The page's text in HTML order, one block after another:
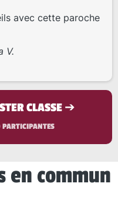
avec cette paroche
V.
CLASSE ➔
en commun